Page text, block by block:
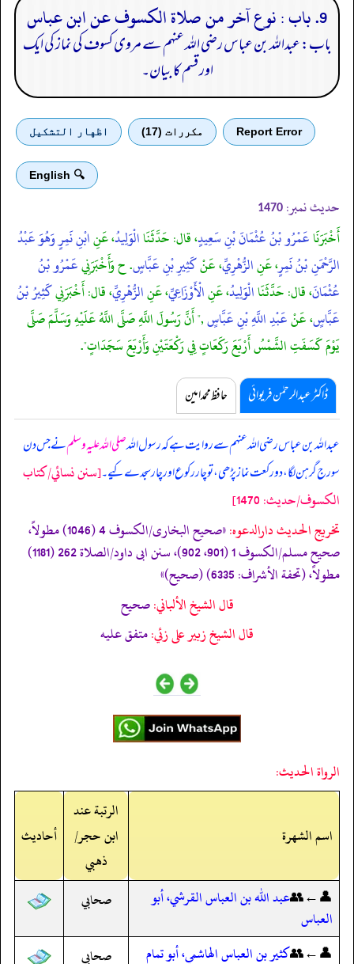
9. باب : نوع آخر من صلاة الكسوف عن ابن عباس
باب: عبداللہ بن عباس رضی اللہ عنہم سے مروی کسوف کی نماز کی ایک
اور قسم کا بیان۔
Report Error مكررات (17) اظهار التشكيل
🔍 English
حدیث نمبر: 1470
أَخْبَرَنَاعَمْرُو بْنُ عُثْمَانَ بْنِ سَعِيدٍ، قال: حَدَّثَنَاالْوَلِيدُ، عَنِابْنِ نَمِرٍ وَهُوَ عَبْدُ
الرَّحْمَنِ بْنُ نَمِرٍ، عَنِالزُّهْرِيِّ، عَنْكَثِيرِ بْنِ عَبَّاسٍ. ح وَأَخْبَرَنِيعَمْرُو بْنُ
عُثْمَانَ، قال: حَدَّثَنَاالْوَلِيدُ، عَنِالْأَوْزَاعِيِّ، عَنِالزُّهْرِيِّ، قال: أَخْبَرَنِيكَثِيرُ بْنُ
عَبَّاسٍ، عَنْعَبْدِ اللَّهِ بْنِ عَبَّاسٍ," أَنَّ رَسُولَ اللَّهِ صَلَّى اللَّهُ عَلَيْهِ وَسَلَّمَ صَلَّى
يَوْمَ كَسَفَتِ الشَّمْسُ أَرْبَعَ رَكَعَاتٍ فِي رَكْعَتَيْنِ وَأَرْبَعَ سَجَدَاتٍ".
ڈاکٹر عبدالرحمٰن فریوائی حافظ محمد امین
عبداللہ بن عباس رضی اللہ عنہم سے روایت ہے کہرسول اللہصلی اللہ علیہ وسلمنے جس دن
سورج گرہن لگا، دو رکعت نماز پڑھی، تو چار رکوع اور چار سجدے کیے۔[سنن نسائي/كتاب
الكسوف/حدیث: 1470]
تخریج الحدیث دارالدعوہ:
«صحیح البخاری/الکسوف 4 (1046) مطولاً،
صحیح مسلم/الکسوف 1 (901، 902)، سنن ابی داود/الصلاة 262 (1181)
مطولاً، (تحفة الأشراف: 6335) (صحیح)»
قال الشيخ الألباني:صحيح
قال الشيخ زبير على زئي:متفق عليه
الرواة الحديث:
اسم الشهرة
الرتبة عند
ابن حجر/
ذهبي
أحاديث
👤←👥عبد الله بن العباس القرشي، أبو
العباس
صحابي
👤←👥كثير بن العباس الهاشمي، أبو تمام صحابي